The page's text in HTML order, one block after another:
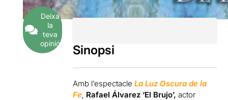
Deixa
la
teva
opinió
Sinopsi
Amb l’espectacleLa Luz Oscura de la
Fe Rafael Álvarez ‘El Brujo’, actor